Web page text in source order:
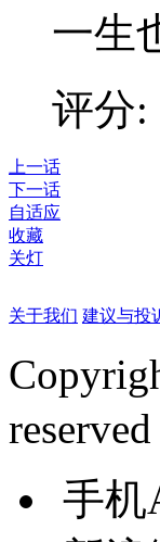
一生
评分:
上一话
下一话
自适应
收藏
关灯
关于我们 建议与投
reserved
手机